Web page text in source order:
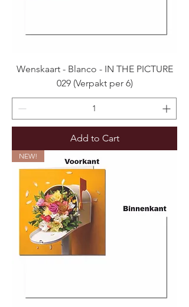
Wenskaart - Blanco - IN THE PICTURE
029 (Verpakt per 6)
Add to Cart
NEW!